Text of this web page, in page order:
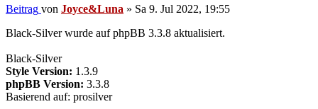
Beitrag von Joyce&Luna » Sa 9. Jul 2022, 19:55
Black-Silver wurde auf phpBB 3.3.8 aktualisiert.
Black-Silver
Style Version: 1.3.9
phpBB Version: 3.3.8
Basierend auf: prosilver